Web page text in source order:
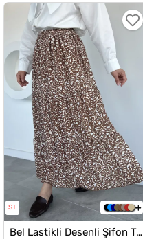
ST
Bel Lastikli Desenli Şifon Tesettür Etek